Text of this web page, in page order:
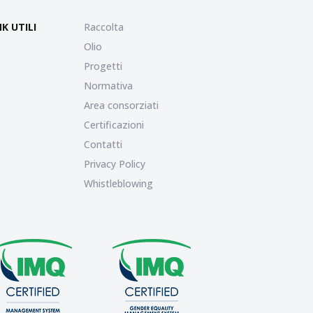
UTILI
Raccolta
Olio
Progetti
Normativa
Area consorziati
Certificazioni
Contatti
Privacy Policy
Whistleblowing